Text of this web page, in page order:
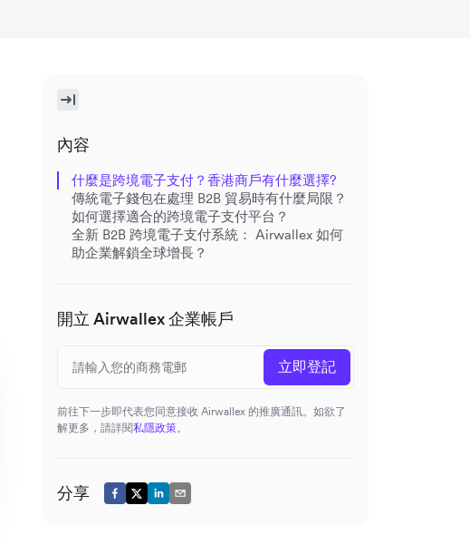
內容
什麼是跨境電子支付？香港商戶有什麼選擇?
傳統電子錢包在處理 B2B 貿易時有什麼局限？
如何選擇適合的跨境電子支付平台？
全新 B2B 跨境電子支付系統： Airwallex 如何
助企業解鎖全球增長？
開立 Airwallex 企業帳戶
立即登記
前往下一步即代表您同意接收 Airwallex 的推廣通訊。如欲了
解更多，請詳閱私隱政策。
分享